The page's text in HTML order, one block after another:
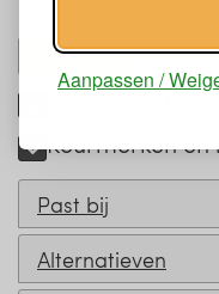
Aanpassen /
38 x
toon alles
Onderhoud
Keurmerken
Past bij
Alternatieven